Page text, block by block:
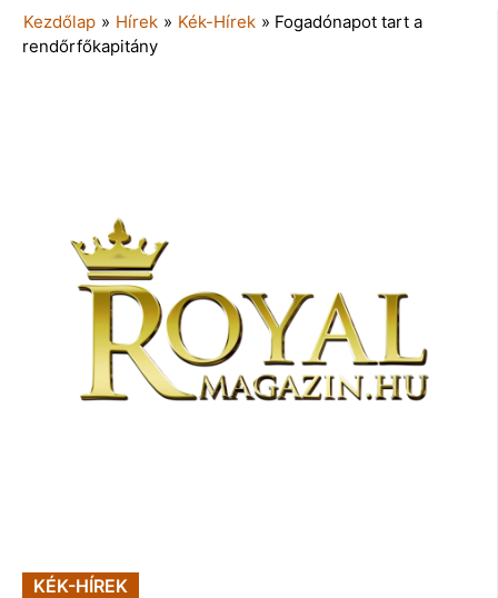
Kezdőlap » Hírek » Kék-Hírek » Fogadónapot tart a
rendőrfőkapitány
KÉK-HÍREK